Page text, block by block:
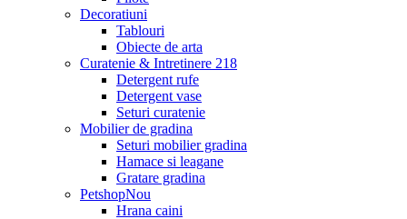
Decoratiuni
Tablouri
Obiecte de arta
Curatenie & Intretinere 218
Detergent rufe
Detergent vase
Seturi curatenie
Mobilier de gradina
Seturi mobilier gradina
Hamace si leagane
Gratare gradina
PetshopNou
Hrana caini